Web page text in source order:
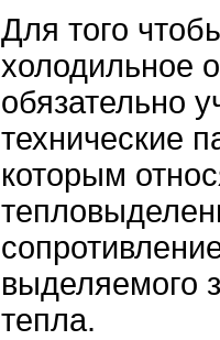
Для того
холодильное
обязательно
технические
которым
выделяемого
тепла.